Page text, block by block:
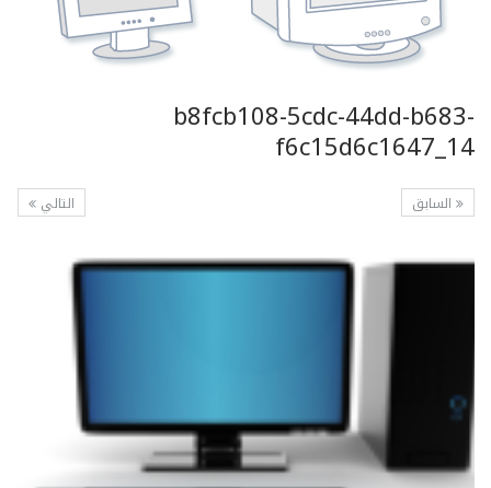
b8fcb108-5cdc-44dd-b683-
f6c15d6c1647_14
التالي السابق